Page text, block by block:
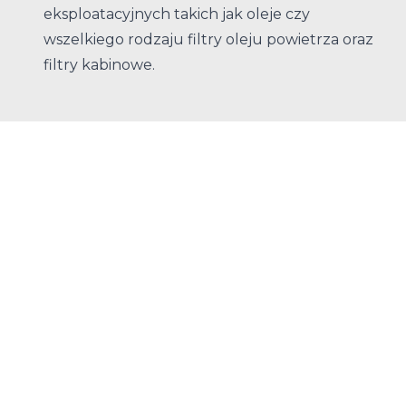
eksploatacyjnych takich jak oleje czy
wszelkiego rodzaju filtry oleju powietrza oraz
filtry kabinowe.